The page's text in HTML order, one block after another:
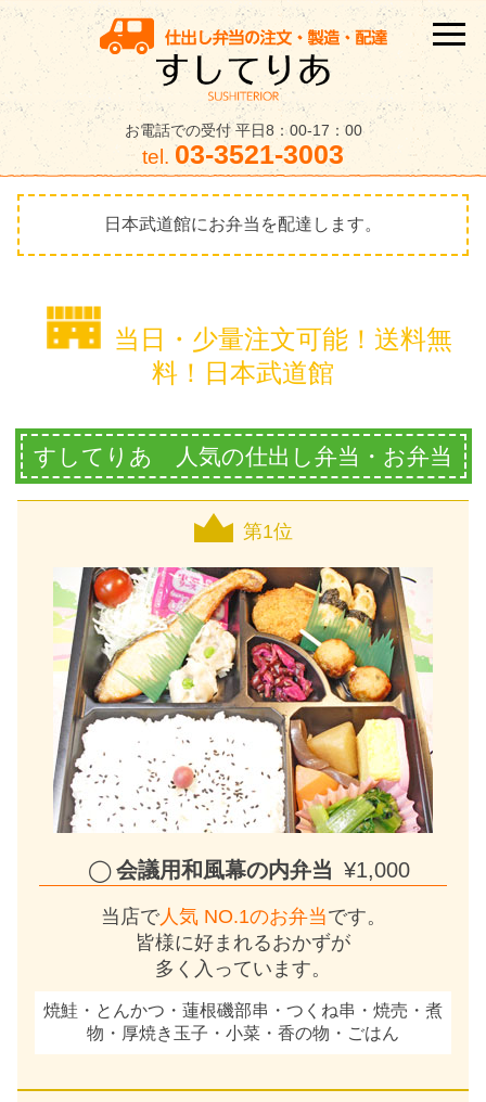
お電話での受付 平日8：00-17：00
tel. 03-3521-3003
日本武道館にお弁当を配達します。
当日・少量注文可能！送料無
料！日本武道館
すしてりあ 人気の仕出し弁当・お弁当
第1位
会議用和風幕の内弁当 ¥1,000
当店で人気 NO.1のお弁当です。
皆様に好まれるおかずが
多く入っています。
焼鮭・とんかつ・蓮根磯部串・つくね串・焼売・煮
物・厚焼き玉子・小菜・香の物・ごはん